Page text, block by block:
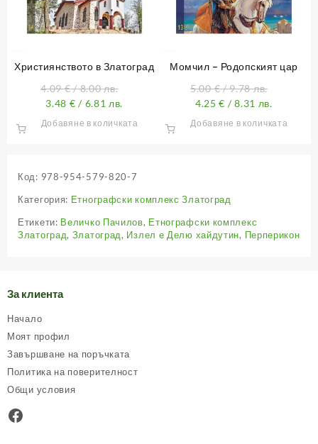
Християнството в Златоград
4.09€/ 8.00 лв.
3.48 € / 6.81 лв.
Добавяне в количката
Момчил – Родопският цар
5.00€/ 9.78 лв.
4.25€ / 8.31 лв.
Добавяне в количката
Код: 978-954-579-820-7
Категория: Етнографски комплекс Златоград
Етикети: Величко Пачилов, Етнографски комплекс
Златоград, Златоград, Излел е Делю хайдутин, Перперикон
За клиента
Начало
Моят профил
Завършване на поръчката
Политика на поверителност
Общи условия
Facebook